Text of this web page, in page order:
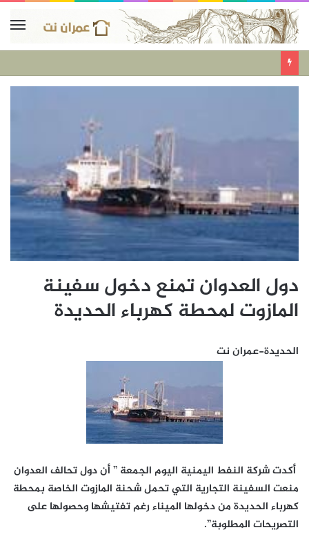
دول العدوان تمنع دخول سفينة
المازوت لمحطة كهرباء الحديدة
الحديدة-عمران نت
أكدت شركة النفط اليمنية اليوم الجمعة ” أن دول تحالف العدوان
منعت السفينة التجارية التي تحمل شحنة المازوت الخاصة بمحطة
كهرباء الحديدة من دخولها الميناء رغم تفتيشها وحصولها على
التصريحات المطلوبة”.